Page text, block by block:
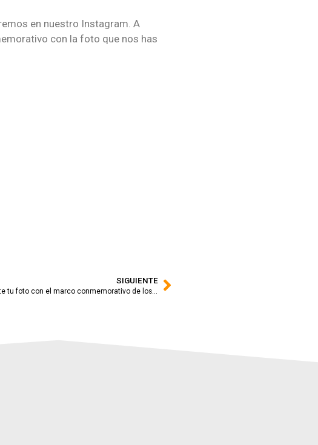
en nuestro Instagram. A
con la foto que nos has
SIGUIENTE
Entra en la web de Transvulcania y descárgate tu foto con el marco conmemorativo de los 200 primeros inscritos